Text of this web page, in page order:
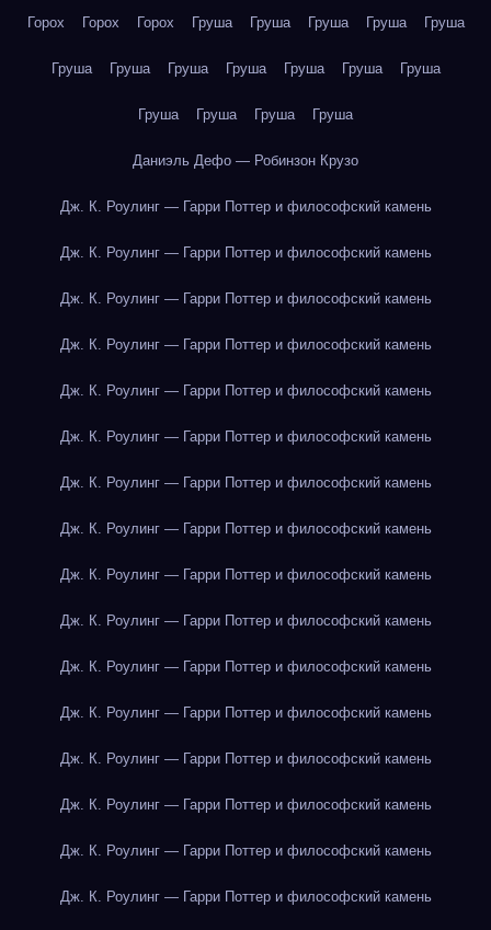
Горох Горох Горох Груша Груша Груша Груша Груша
Груша Груша Груша Груша Груша Груша Груша
Груша Груша Груша Груша
Даниэль Дефо — Робинзон Крузо
Дж. К. Роулинг — Гарри Поттер и философский камень
Дж. К. Роулинг — Гарри Поттер и философский камень
Дж. К. Роулинг — Гарри Поттер и философский камень
Дж. К. Роулинг — Гарри Поттер и философский камень
Дж. К. Роулинг — Гарри Поттер и философский камень
Дж. К. Роулинг — Гарри Поттер и философский камень
Дж. К. Роулинг — Гарри Поттер и философский камень
Дж. К. Роулинг — Гарри Поттер и философский камень
Дж. К. Роулинг — Гарри Поттер и философский камень
Дж. К. Роулинг — Гарри Поттер и философский камень
Дж. К. Роулинг — Гарри Поттер и философский камень
Дж. К. Роулинг — Гарри Поттер и философский камень
Дж. К. Роулинг — Гарри Поттер и философский камень
Дж. К. Роулинг — Гарри Поттер и философский камень
Дж. К. Роулинг — Гарри Поттер и философский камень
Дж. К. Роулинг — Гарри Поттер и философский камень